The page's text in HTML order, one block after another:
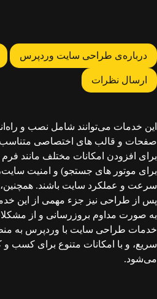
درباره‌ی طراحی سایت وردپرس
ارسال نظرات
این خدمات می‌توانند شامل نصب و
صفحات و قالب‌ های اختصاصی متناسب با
برای افزودن امکانات مختلف مانند
برای موتور های جستجو) و امنیت
سرعت و عملکرد سایت باشند. همچنین،
پس از طراحی نیز جزء مهمی از این
به‌ صورت مداوم بروزرسانی و از
خدمات طراحی سایت با وردپرس به‌
سریع، و با امکانات متنوع برای کسب
می‌شود.